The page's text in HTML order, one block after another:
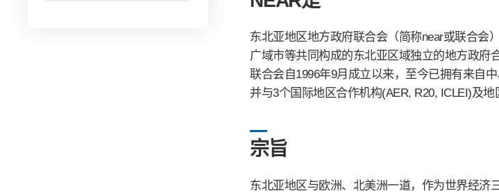
东北亚地区地方政府联合会（简称near或联合会
广域市等共同构成的东北亚区域独立的地方政府
联合会自1996年9月成立以来，至今已拥有来自
并与3个国际地区合作机构(AER, R20, ICLEI)及
宗旨
东北亚地区与欧洲、北美洲一道，作为世界经济